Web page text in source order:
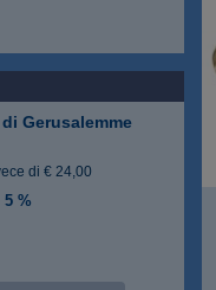
Gerusalemme
di € 24,00
%